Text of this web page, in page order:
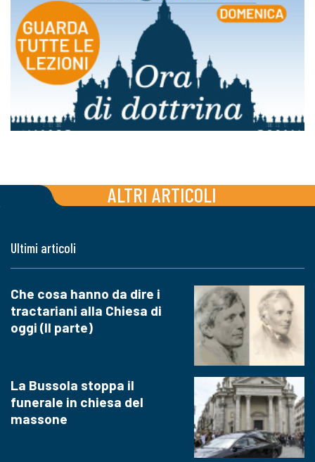
ALTRI ARTICOLI
Ultimi articoli
Che cosa hanno da dire i
tractariani alla Chiesa di
oggi (II parte)
La Bussola stoppa il
funerale in chiesa del
massone